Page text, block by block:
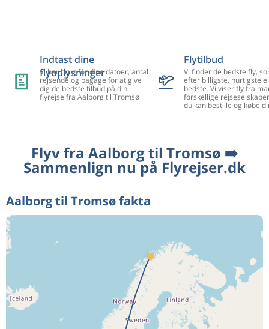
Indtast dine
flyoplysninger
Vi har brug for dine datoer, antal
rejsende og bagage for at give
dig de bedste tilbud på din
flyrejse fra Aalborg til Tromsø
Flytilbud
Vi finder de bedste fly,
efter billigste, hurtigste
bedste. Vi viser fly fra
forskellige
du kan bestille og købe
Flyv fra Aalborg til Tromsø ➡️
Sammenlign nu på Flyrejser.dk
Aalborg til Tromsø fakta